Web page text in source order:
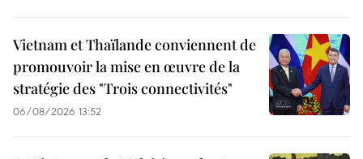
Vietnam et Thaïlande conviennent de
promouvoir la mise en œuvre de la
stratégie des "Trois connectivités"
06/08/2026 13:52